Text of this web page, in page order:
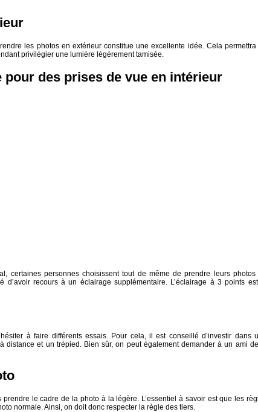
les photos en extérieur constitue une excellente idée. Cela permettra
privilégier une lumière légèrement tamisée.
des prises de vue en intérieur
certaines personnes choisissent tout de même de prendre leurs photos
d’avoir recours à un éclairage supplémentaire. L’éclairage à 3 points
à faire différents essais. Pour cela, il est conseillé d’investir dans
distance et un trépied. Bien sûr, on peut également demander à un ami
le cadre de la photo à la légère. L’essentiel à savoir est que les
normale. Ainsi, on doit donc respecter la règle des tiers.